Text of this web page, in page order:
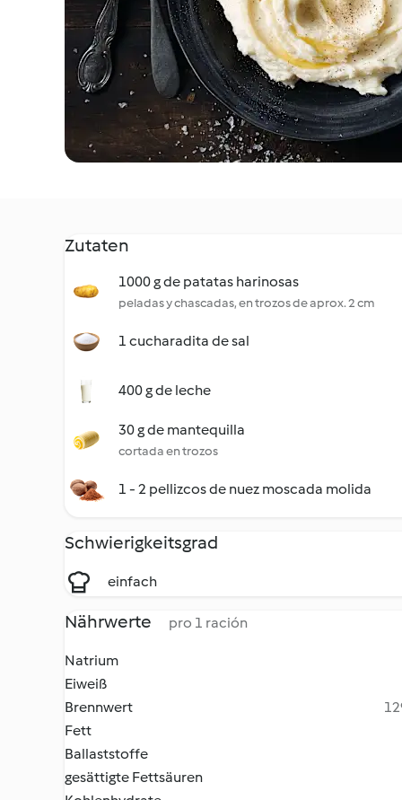
Zutaten
1000 g de patatas harinosas
peladas y chascadas, en trozos de aprox. 2 cm
1 cucharadita de sal
400 g de leche
30 g de mantequilla
cortada en trozos
1 - 2 pellizcos de nuez moscada molida
Schwierigkeitsgrad
einfach
Nährwerte pro 1 ración
Natrium
Eiweiß
Brennwert
Fett
Ballaststoffe
gesättigte Fettsäuren